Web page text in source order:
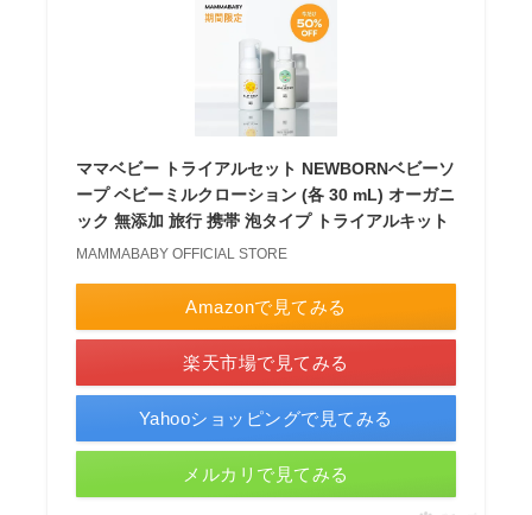
ママベビー トライアルセット NEWBORNベビーソ
ープ ベビーミルクローション (各 30 mL) オーガニ
ック 無添加 旅行 携帯 泡タイプ トライアルキット
MAMMABABY OFFICIAL STORE
Amazonで見てみる
楽天市場で見てみる
Yahooショッピングで見てみる
メルカリで見てみる